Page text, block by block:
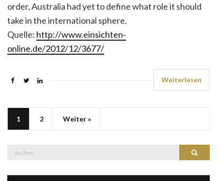
order, Australia had yet to define what role it should
take in the international sphere.
Quelle: http://www.einsichten-
online.de/2012/12/3677/
Weiterlesen
1 2 Weiter »
Suchen